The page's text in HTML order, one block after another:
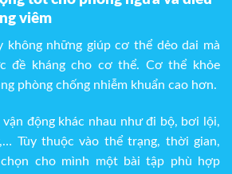
viêm
không những giúp cơ thể dẻo dai mà
đề kháng cho cơ thể. Cơ thể khỏe
phòng chống nhiễm khuẩn cao hơn.
động khác nhau như đi bộ, bơi lội,
Tùy thuộc vào thể trạng, thời gian,
cho mình một bài tập phù hợp